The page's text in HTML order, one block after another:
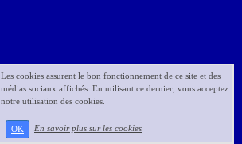
Les cookies assurent le bon fonctionnement de ce site et des
médias sociaux affichés. En utilisant ce dernier, vous acceptez
notre utilisation des cookies.
OK En savoir plus sur les cookies